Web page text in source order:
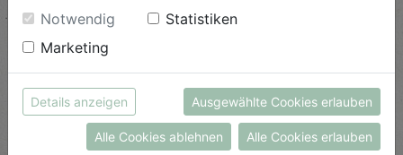
Ähnliche Rezepte
Gegrillter Maiskolben mit
Honigbutter
Cookies zu. Unter "Details anzeigen" findest du alle
Infos zu den unterschiedlichen Cookies, du kannst
auch entscheiden, welche Cookies du erlauben
möchtest.
Weitere Informationen findest du in unserer
Datenschutzerklärung
bzw. imImpressum
Notwendig
Statistiken
Marketing
Details anzeigen Ausgewählte Cookies erlauben
Alle Cookies ablehnen Alle Cookies erlauben